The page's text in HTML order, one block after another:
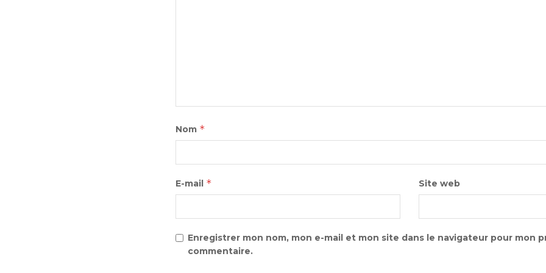
Nom *
E-mail * Site web
Enregistrer mon nom, mon e-mail et mon site dans le navigateur pour mon
commentaire.